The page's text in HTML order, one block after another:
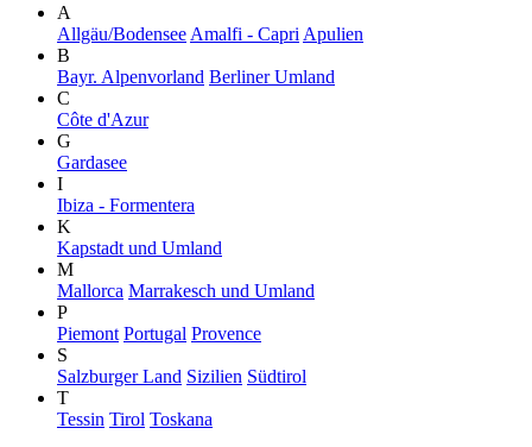
A
Allgäu/Bodensee Amalfi - Capri Apulien
B
Bayr. Alpenvorland Berliner Umland
C
Côte d'Azur
G
Gardasee
I
Ibiza - Formentera
K
Kapstadt und Umland
M
Mallorca Marrakesch und Umland
P
Piemont Portugal Provence
S
Salzburger Land Sizilien Südtirol
T
Tessin Tirol Toskana